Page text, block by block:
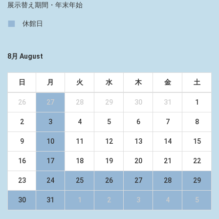
展示替え期間・年末年始
■ 休館日
8月 August
日 月 火 水 木 金 土
26 27 28 29 30 31 1
2 3 4 5 6 7 8
9 10 11 12 13 14 15
16 17 18 19 20 21 22
23 24 25 26 27 28 29
30 31 1 2 3 4 5